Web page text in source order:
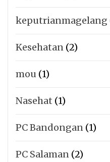
keputrianmagelang
Kesehatan (2)
mou (1)
Nasehat (1)
PC Bandongan (1)
PC Salaman (2)